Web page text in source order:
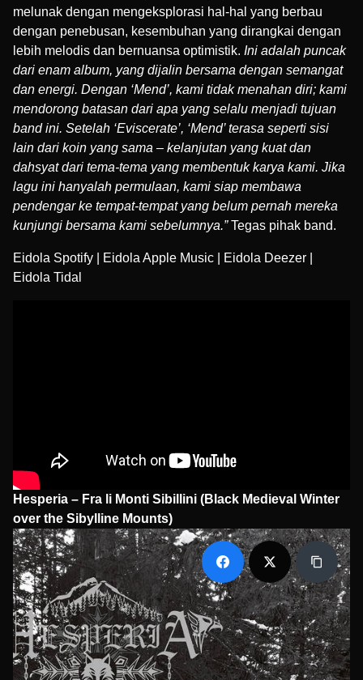
melunak dengan mengeksplorasi hal-hal yang berbau
dengan penebusan, kesembuhan yang dirangkai dengan
lebih melodis dan bernuansa optimistik. Ini adalah puncak
dari enam album, yang dijalin bersama dengan semangat
dan energi. Dengan ‘Mend’, kami tidak menahan diri; kami
mendorong batasan dari apa yang selalu menjadi tujuan
band ini. Setelah ‘Eviscerate’, ‘Mend’ terasa seperti sisi
lain dari koin yang sama – kelanjutan yang kuat dan
dahsyat dari tema-tema yang membentuk karya kami. Jika
lagu ini hanyalah permulaan, kami siap membawa
pendengar ke tempat-tempat yang belum pernah mereka
kunjungi bersama kami sebelumnya.”Tegas pihak band.
Eidola Spotify Eidola Apple Music Eidola Deezer
Eidola Tidal
Hesperia – Fra li Monti Sibillini (Black Medieval Winter
over the Sibylline Mounts)